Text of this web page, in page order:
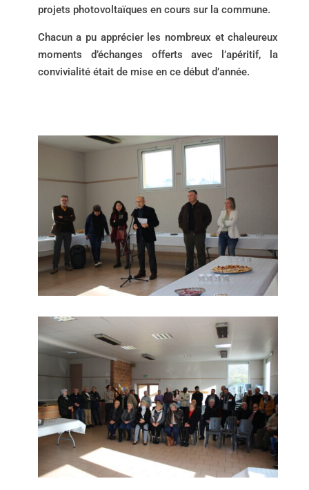
projets photovoltaïques en cours sur la commune.
Chacun a pu apprécier les nombreux et chaleureux
moments d’échanges offerts avec l’apéritif, la
convivialité était de mise en ce début d’année.